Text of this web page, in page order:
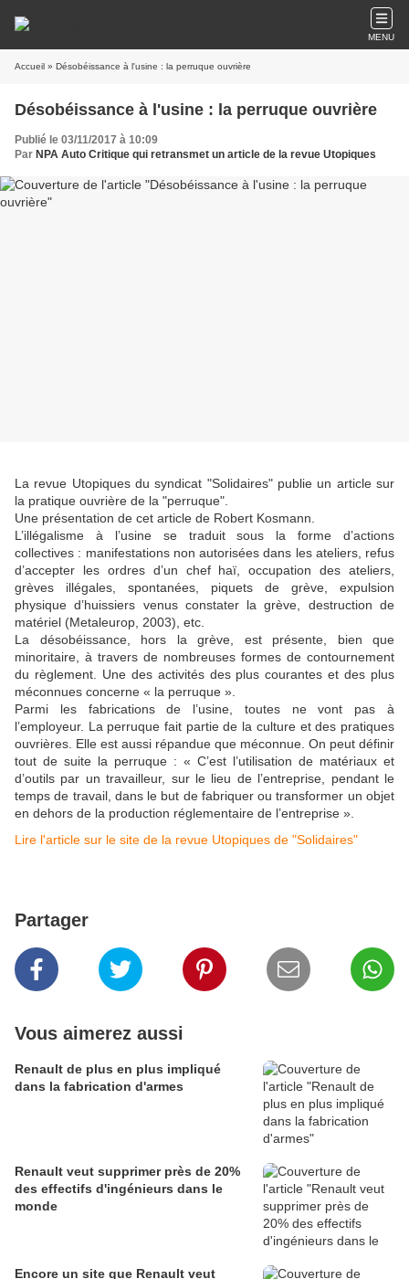
MENU
Accueil » Désobéissance à l'usine : la perruque ouvrière
Désobéissance à l'usine : la perruque ouvrière
Publié le 03/11/2017 à 10:09
Par NPA Auto Critique qui retransmet un article de la revue Utopiques
La revue Utopiques du syndicat "Solidaires" publie un article sur
la pratique ouvrière de la "perruque".
Une présentation de cet article de Robert Kosmann.
L’illégalisme à l’usine se traduit sous la forme d’actions
collectives : manifestations non autorisées dans les ateliers, refus
d’accepter les ordres d’un chef haï, occupation des ateliers,
grèves illégales, spontanées, piquets de grève, expulsion
physique d’huissiers venus constater la grève, destruction de
matériel (Metaleurop, 2003), etc.
La désobéissance, hors la grève, est présente, bien que
minoritaire, à travers de nombreuses formes de contournement
du règlement. Une des activités des plus courantes et des plus
méconnues concerne « la perruque ».
Parmi les fabrications de l’usine, toutes ne vont pas à
l’employeur. La perruque fait partie de la culture et des pratiques
ouvrières. Elle est aussi répandue que méconnue. On peut définir
tout de suite la perruque : « C’est l’utilisation de matériaux et
d’outils par un travailleur, sur le lieu de l’entreprise, pendant le
temps de travail, dans le but de fabriquer ou transformer un objet
en dehors de la production réglementaire de l’entreprise ».
Lire l'article sur le site de la revue Utopiques de "Solidaires"
Partager
Vous aimerez aussi
Renault de plus en plus impliqué
dans la fabrication d'armes
Renault veut supprimer près de 20%
des effectifs d'ingénieurs dans le
monde
Encore un site que Renault veut